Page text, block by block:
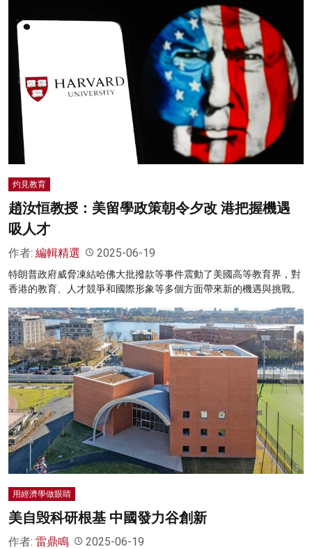
灼見教育
趙汝恒教授：美留學政策朝令夕改 港把握機遇
吸人才
作者: 編輯精選 2025-06-19
特朗普政府威脅凍結哈佛大批撥款等事件震動了美國高等教育界，對
香港的教育、人才競爭和國際形象等多個方面帶來新的機遇與挑戰。
用經濟學做眼睛
美自毁科研根基 中國發力谷創新
作者: 雷鼎鳴 2025-06-19